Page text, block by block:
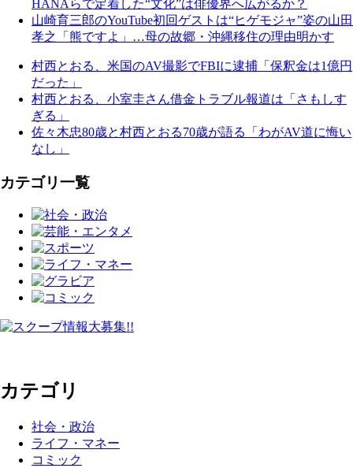
HANAらで定着した“文化”は俳優界へ広がるか？
山崎育三郎のYouTube初回ゲストは“ヒゲモジャ”姿の山田
孝之「熊ですよ」…母の故郷・沖縄移住の理由明かす
村西とおる、米国のAV撮影でFBIに逮捕「保釈金は1億円
だった」
村西とおる、小室圭さん借金トラブル報道は「さもしす
ぎる」
佐々木忠80歳と村西とおる70歳が語る「わがAV道に悔い
なし」
カテゴリ一覧
カテゴリ
社会・政治
ライフ・マネー
コミック